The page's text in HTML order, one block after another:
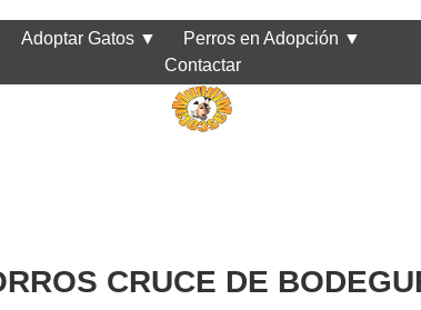
Adoptar Gatos ▼ Perros en Adopción ▼
Contactar
CRUCE DE